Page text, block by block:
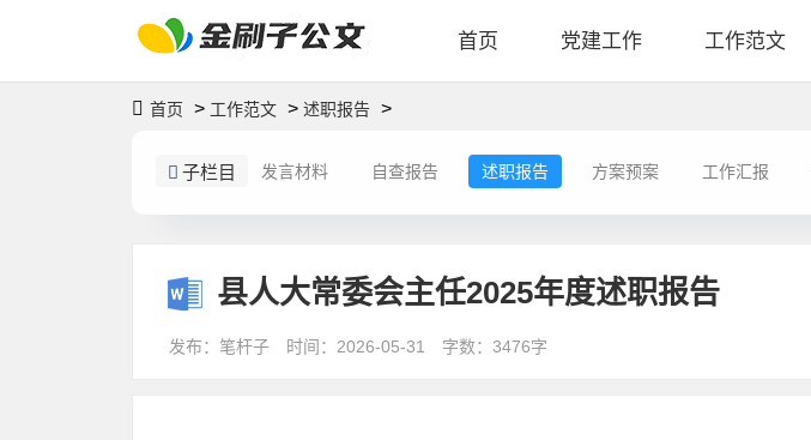
首页 党建工作 工作范文
首页 > 工作范文 > 述职报告 >
子栏目 发言材料 自查报告 述职报告 方案预案 工作汇报
县人大常委会主任2025年度述职报告
发布：笔杆子 时间：2026-05-31 字数：3476字